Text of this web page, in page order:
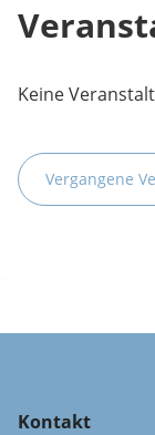
Keine
Vergangene
Kontakt